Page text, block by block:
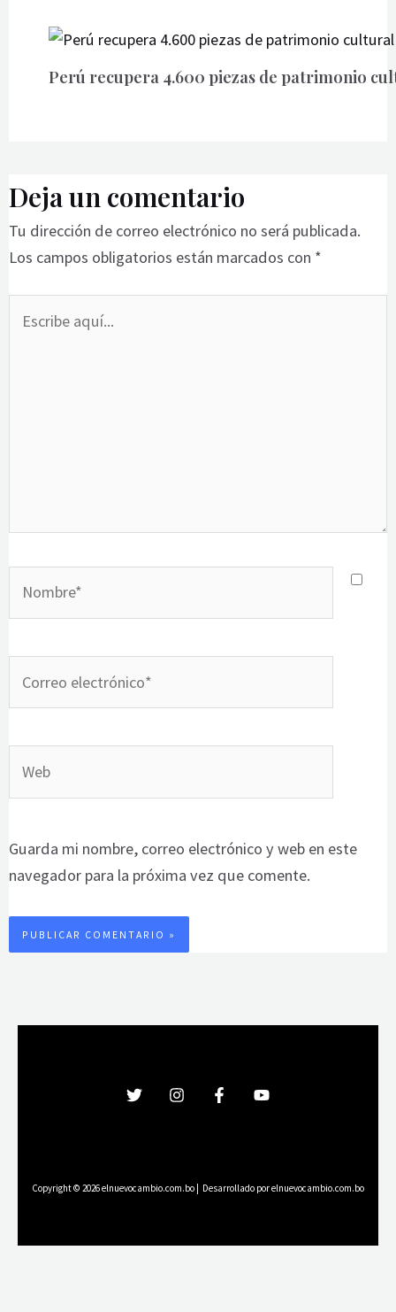
Perú recupera 4.600 piezas de patrimonio
Deja un comentario
Tu dirección de correo electrónico no será publicada.
Los campos obligatorios están marcados con *
aquí...
electrónico*
Guarda mi nombre, correo electrónico y web en este
navegador para la próxima vez que comente.
Copyright © 2026 elnuevocambio.com.bo | Desarrollado por elnuevocambio.com.bo